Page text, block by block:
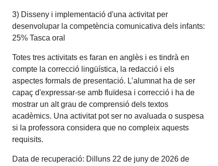
3) Disseny i implementació d'una activitat per
desenvolupar la competència comunicativa dels infants:
25% Tasca oral
Totes tres activitats es faran en anglès i es tindrà en
compte la correcció lingüística, la redacció i els
aspectes formals de presentació. L’alumnat ha de ser
capaç d'expressar-se amb fluïdesa i correcció i ha de
mostrar un alt grau de comprensió dels textos
acadèmics. Una activitat pot ser no avaluada o suspesa
si la professora considera que no compleix aquests
requisits.
Data de recuperació: Dilluns 22 de juny de 2026 de